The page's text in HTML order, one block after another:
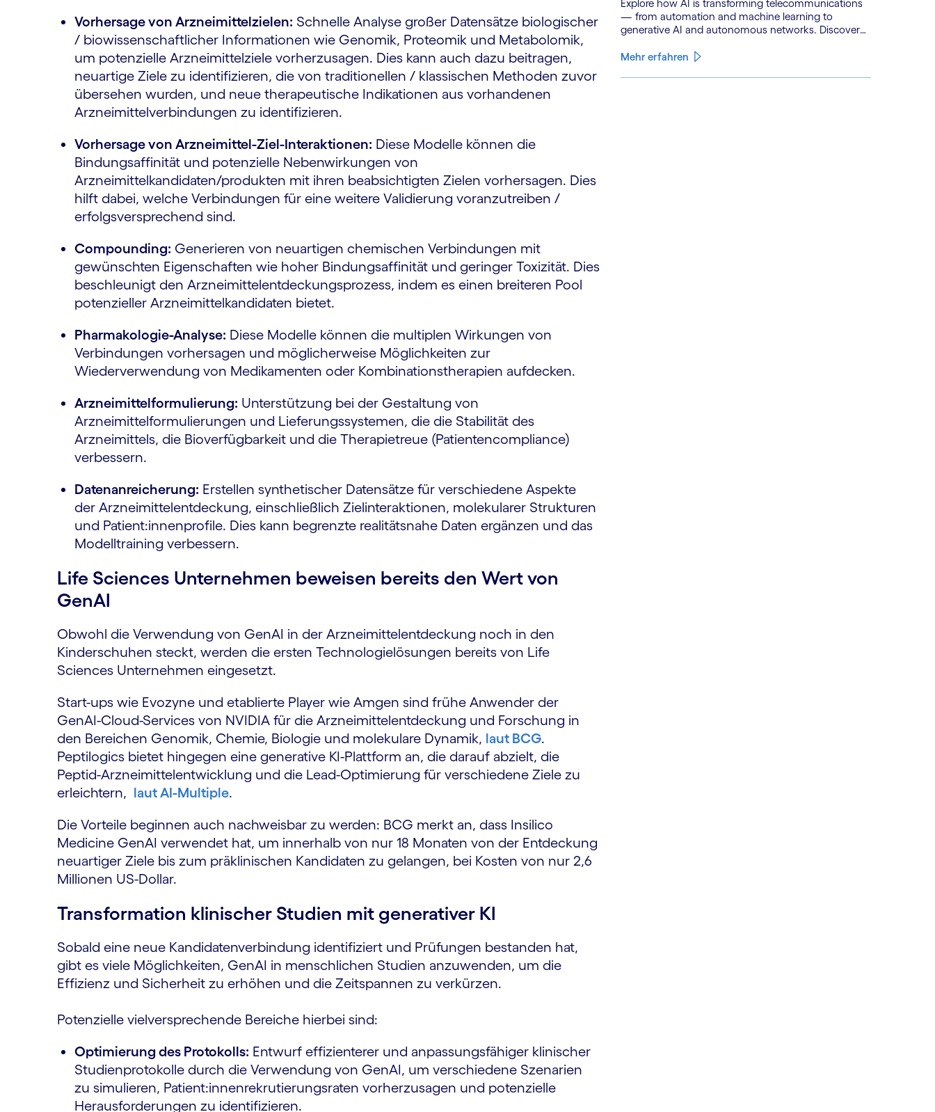
Vorhersage von Arzneimittelzielen: Schnelle Analyse großer Datensätze biologischer
/ biowissenschaftlicher Informationen wie Genomik, Proteomik und Metabolomik,
um potenzielle Arzneimittelziele vorherzusagen. Dies kann auch dazu beitragen,
neuartige Ziele zu identifizieren, die von traditionellen / klassischen Methoden zuvor
übersehen wurden, und neue therapeutische Indikationen aus vorhandenen
Arzneimittelverbindungen zu identifizieren.
Vorhersage von Arzneimittel-Ziel-Interaktionen: Diese Modelle können die
Bindungsaffinität und potenzielle Nebenwirkungen von
Arzneimittelkandidaten/produkten mit ihren beabsichtigten Zielen vorhersagen. Dies
hilft dabei, welche Verbindungen für eine weitere Validierung voranzutreiben /
erfolgsversprechend sind.
Compounding: Generieren von neuartigen chemischen Verbindungen mit
gewünschten Eigenschaften wie hoher Bindungsaffinität und geringer Toxizität. Dies
beschleunigt den Arzneimittelentdeckungsprozess, indem es einen breiteren Pool
potenzieller Arzneimittelkandidaten bietet.
Pharmakologie-Analyse: Diese Modelle können die multiplen Wirkungen von
Verbindungen vorhersagen und möglicherweise Möglichkeiten zur
Wiederverwendung von Medikamenten oder Kombinationstherapien aufdecken.
Arzneimittelformulierung: Unterstützung bei der Gestaltung von
Arzneimittelformulierungen und Lieferungssystemen, die die Stabilität des
Arzneimittels, die Bioverfügbarkeit und die Therapietreue (Patientencompliance)
verbessern.
Datenanreicherung: Erstellen synthetischer Datensätze für verschiedene Aspekte
der Arzneimittelentdeckung, einschließlich Zielinteraktionen, molekularer Strukturen
und Patient:innenprofile. Dies kann begrenzte realitätsnahe Daten ergänzen und das
Modelltraining verbessern.
Life Sciences Unternehmen beweisen bereits den Wert von
GenAI
Obwohl die Verwendung von GenAI in der Arzneimittelentdeckung noch in den
Kinderschuhen steckt, werden die ersten Technologielösungen bereits von Life
Sciences Unternehmen eingesetzt.
Start-ups wie Evozyne und etablierte Player wie Amgen sind frühe Anwender der
GenAI-Cloud-Services von NVIDIA für die Arzneimittelentdeckung und Forschung in
den Bereichen Genomik, Chemie, Biologie und molekulare Dynamik, laut BCG.
Peptilogics bietet hingegen eine generative KI-Plattform an, die darauf abzielt, die
Peptid-Arzneimittelentwicklung und die Lead-Optimierung für verschiedene Ziele zu
erleichtern, laut AI-Multiple.
Die Vorteile beginnen auch nachweisbar zu werden: BCG merkt an, dass Insilico
Medicine GenAI verwendet hat, um innerhalb von nur 18 Monaten von der Entdeckung
neuartiger Ziele bis zum präklinischen Kandidaten zu gelangen, bei Kosten von nur 2,6
Millionen US-Dollar.
Transformation klinischer Studien mit generativer KI
Sobald eine neue Kandidatenverbindung identifiziert und Prüfungen bestanden hat,
gibt es viele Möglichkeiten, GenAI in menschlichen Studien anzuwenden, um die
Effizienz und Sicherheit zu erhöhen und die Zeitspannen zu verkürzen.
Potenzielle vielversprechende Bereiche hierbei sind:
Optimierung des Protokolls: Entwurf effizienterer und anpassungsfähiger klinischer
Studienprotokolle durch die Verwendung von GenAI, um verschiedene Szenarien
zu simulieren, Patient:innenrekrutierungsraten vorherzusagen und potenzielle
Herausforderungen zu identifizieren.
Explore how AI is transforming telecommunications
— from automation and machine learning to
generative AI and autonomous networks. Discover
Mehr erfahren